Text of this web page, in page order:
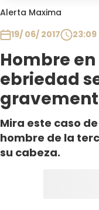
Alerta Maxima
19/ 06/ 2017
23:09
Hombre
ebriedad
Mira este caso
hombre de la
su cabeza.
Club De La
Contigo en
Plan Perfecto
El Tiempo
Sabingo
Todos Los